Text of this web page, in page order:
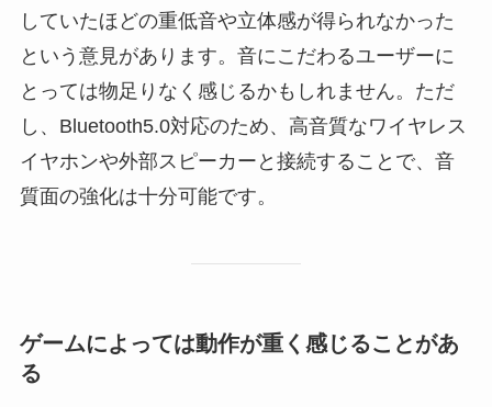
していたほどの重低音や立体感が得られなかった
という意見があります。音にこだわるユーザーに
とっては物足りなく感じるかもしれません。ただ
し、Bluetooth5.0対応のため、高音質なワイヤレス
イヤホンや外部スピーカーと接続することで、音
質面の強化は十分可能です。
ゲームによっては動作が重く感じることがあ
る